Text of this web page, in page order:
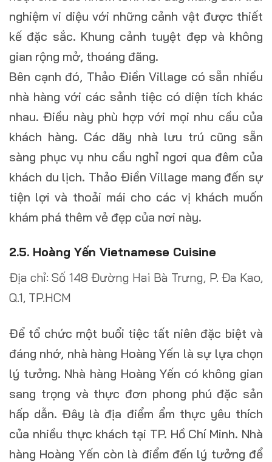
nghiệm vi diệu với những cảnh vật được thiết
kế đặc sắc. Khung cảnh tuyệt đẹp và không
gian rộng mở, thoáng đãng.
Bên cạnh đó, Thảo Điền Village có sẵn nhiều
nhà hàng với các sảnh tiệc có diện tích khác
nhau. Điều này phù hợp với mọi nhu cầu của
khách hàng. Các dãy nhà lưu trú cũng sẵn
sàng phục vụ nhu cầu nghỉ ngơi qua đêm của
khách du lịch. Thảo Điền Village mang đến sự
tiện lợi và thoải mái cho các vị khách muốn
khám phá thêm vẻ đẹp của nơi này.
2.5. Hoàng Yến Vietnamese Cuisine
Địa chỉ: Số 148 Đường Hai Bà Trưng, P. Đa Kao,
Q.1, TP.HCM
Để tổ chức một buổi tiệc tất niên đặc biệt và
đáng nhớ, nhà hàng Hoàng Yến là sự lựa chọn
lý tưởng. Nhà hàng Hoàng Yến có không gian
sang trọng và thực đơn phong phú đặc sản
hấp dẫn. Đây là địa điểm ẩm thực yêu thích
của nhiều thực khách tại TP. Hồ Chí Minh. Nhà
hàng Hoàng Yến còn là điểm đến lý tưởng để